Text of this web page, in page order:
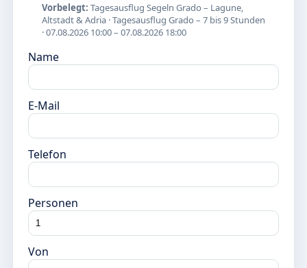
Vorbelegt: Tagesausflug Segeln Grado – Lagune,
Altstadt & Adria · Tagesausflug Grado – 7 bis 9 Stunden
· 07.08.2026 10:00 – 07.08.2026 18:00
Name
E-Mail
Telefon
Personen
Von